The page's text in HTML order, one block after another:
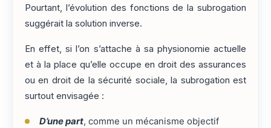
Pourtant, l’évolution des fonctions de la subrogation
suggérait la solution inverse.
En effet, si l’on s’attache à sa physionomie actuelle
et à la place qu’elle occupe en droit des assurances
ou en droit de la sécurité sociale, la subrogation est
surtout envisagée :
D’une part, comme un mécanisme objectif